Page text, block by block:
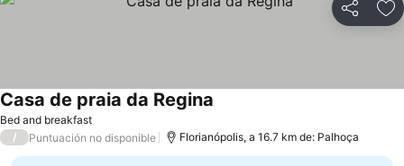
Compartir
Bed and breakfast
Casa de praia da Regina
/ Puntuación no disponible Florianópolis, a 16.7 km de: Palhoça